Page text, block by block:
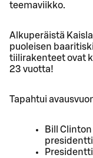
teemaviikko.
Alkuperäistä
puoleisen
tiilirakenteet ovat
23 vuotta!
Tapahtui
Bill